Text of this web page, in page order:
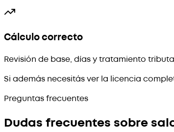
Cálculo correcto
Revisión de base, días y tratamiento
Si además necesitás ver la licencia
Preguntas frecuentes
Dudas frecuentes sobre